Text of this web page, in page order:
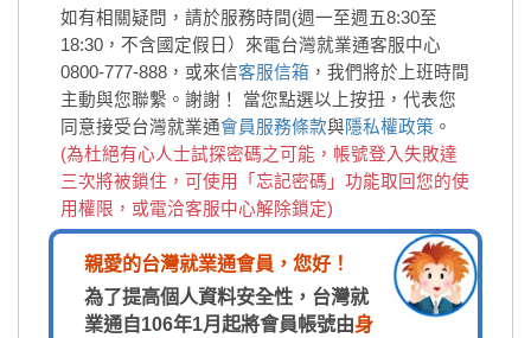
如有相關疑問，請於服務時間(週一至週五8:30至
18:30，不含國定假日）來電台灣就業通客服中心
0800-777-888，或來信客服信箱 ，我們將於上班時間
主動與您聯繫。謝謝！
當您點選以上按扭，代表您
同意接受台灣就業通會員服務條款與隱私權政策 。
(為杜絕有心人士試探密碼之可能，帳號登入失敗達
三次將被鎖住，可使用「忘記密碼」功能取回您的使
用權限，或電洽客服中心解除鎖定)
親愛的台灣就業通會員，您好！
為了提高個人資料安全性，台灣就
業通自106年1月起將會員帳號由身